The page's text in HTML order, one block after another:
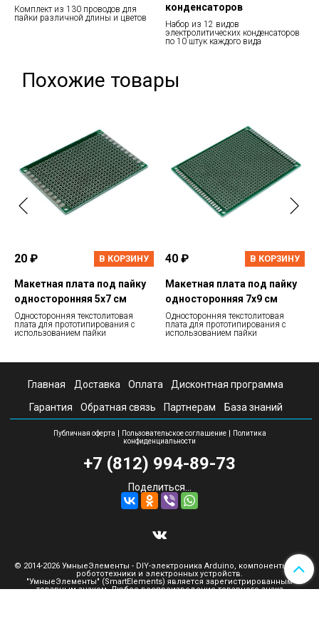
Комплект из 130 проводов для
пайки различной длины и цветов
конденсаторов
Набор из 12 видов
электролитических конденсаторов
по 10 штук каждого вида
Похожие товары
20 ₽ В КОРЗИНУ
Макетная плата под пайку
односторонняя 5х7 см
Односторонняя текстолитовая
плата для прототипирования с
использованием пайки
40 ₽ В КОРЗИНУ
Макетная плата под пайку
односторонняя 7х9 см
Односторонняя текстолитовая
плата для прототипирования с
использованием пайки
Главная Доставка Оплата Дисконтная программа
Гарантия Обратная связь Партнерам База знаний
Публичная оферта | Пользовательское соглашение| Политика
конфиденциальности
Поделиться...
+7 (812) 994-89-73
© 2014-2026 УмныеЭлементы - DIY-электроника Arduino, компоненты для
робототехники и электронных устройств.
"УмныеЭлементы" (SmartElements) является зарегистрированным
товарным знаком. Любое воспроизведение товарного знака